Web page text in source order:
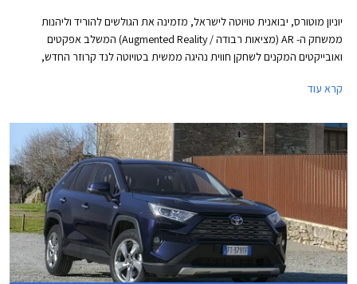
יוניון מוטורס, יבואנית טויוטה לישראל, מזמינה את הגולשים להוריד וליהנות
ממשחק ה- AR (מציאות רבודה / Augmented Reality) המשלב אפקטים
ואובייקטים המקנים לשחקן חווית נהיגה ממשית בטויוטה לנד קרוזר החדש,
קרא עוד